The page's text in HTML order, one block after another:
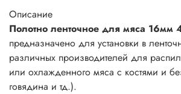
Описание
Полотно ленточное для мяса 16мм
предназначено для установки в
различных производителей для
или охлажденного мяса с костями и
говядина и тд.).